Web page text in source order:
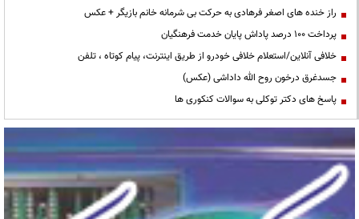
راز خنده های اصغر فرهادی به حرکت بی شرمانه خانم بازیگر + عکس
پرداخت ۱۰۰ درصد پاداش پایان خدمت فرهنگیان
خلافی آنلاین/استعلام خلافی خودرو از طریق اینترنت، پیام کوتاه ، تلفن
جسدغرق درخون روح الله داداشی (عکس)
پاسخ های دکتر توکلی به سوالات کنکوری ها